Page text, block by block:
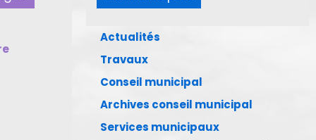
Actualités
Travaux
Conseil municipal
Archives conseil municipal
Services municipaux